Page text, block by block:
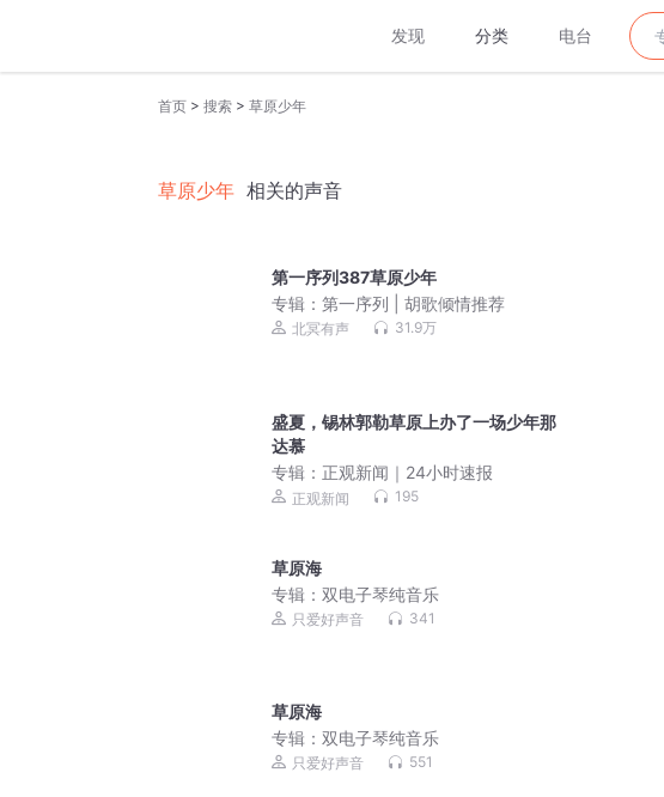
发现 分类 电台
首页 > 搜索 > 草原少年
草原少年 相关的声音
第一序列387草原少年
专辑： 第一序列 | 胡歌倾情推荐
北冥有声 31.9万
盛夏，锡林郭勒草原上办了一场少年那
达慕
专辑： 正观新闻｜24小时速报
正观新闻 195
草原海
专辑： 双电子琴纯音乐
只爱好声音 341
草原海
专辑： 双电子琴纯音乐
只爱好声音 551